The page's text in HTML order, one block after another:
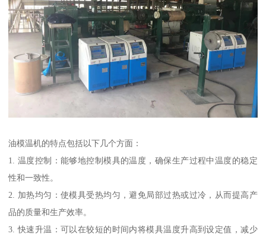
油模温机的特点包括以下几个方面：
1. 温度控制：能够地控制模具的温度，确保生产过程中温度的稳定
性和一致性。
2. 加热均匀：使模具受热均匀，避免局部过热或过冷，从而提高产
品的质量和生产效率。
3. 快速升温：可以在较短的时间内将模具温度升高到设定值，减少